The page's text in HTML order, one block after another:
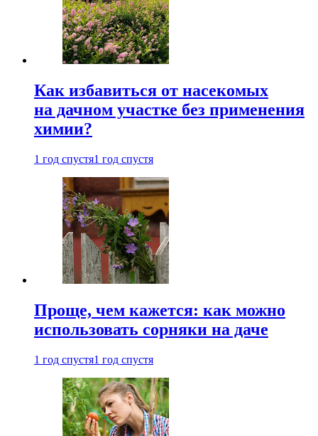
Как избавиться от насекомых
на дачном участке без применения
химии?
1 год спустя1 год спустя
Проще, чем кажется: как можно
использовать сорняки на даче
1 год спустя1 год спустя